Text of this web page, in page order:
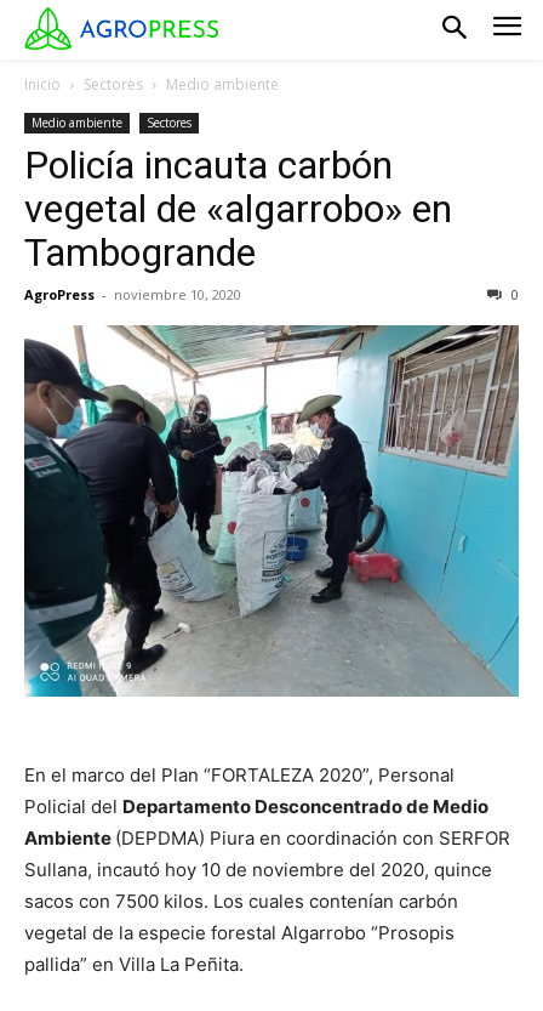
Inicio Sectores Medio ambiente
Medio ambiente Sectores
Policía incauta carbón
vegetal de «algarrobo» en
Tambogrande
AgroPress - noviembre 10, 2020 0
En el marco del Plan “FORTALEZA 2020”, Personal
Policial del Departamento Desconcentrado de Medio
Ambiente (DEPDMA) Piura en coordinación con SERFOR
Sullana, incautó hoy 10 de noviembre del 2020, quince
sacos con 7500 kilos. Los cuales contenían carbón
vegetal de la especie forestal Algarrobo “Prosopis
pallida” en Villa La Peñita.